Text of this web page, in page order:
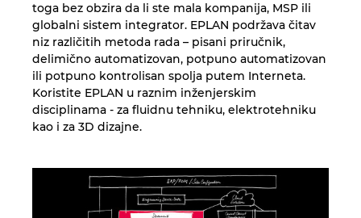
toga bez obzira da li ste mala kompanija, MSP ili
globalni sistem integrator. EPLAN podržava čitav
niz različitih metoda rada – pisani priručnik,
delimično automatizovan, potpuno automatizovan
ili potpuno kontrolisan spolja putem Interneta.
Koristite EPLAN u raznim inženjerskim
disciplinama - za fluidnu tehniku, elektrotehniku
kao i za 3D dizajne.
Sjedinjene Američke Države
Slovačka
Slovenija